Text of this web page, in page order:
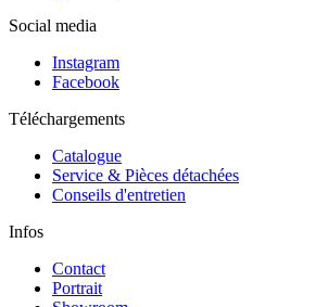
Social media
Instagram
Facebook
Téléchargements
Catalogue
Service & Pièces détachées
Conseils d'entretien
Infos
Contact
Portrait